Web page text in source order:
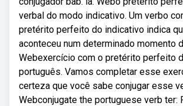
verbal do modo indicativo. Um verbo
pretérito perfeito do indicativo indica
aconteceu num determinado momento
Webexercício com o pretérito perfeito
português. Vamos completar esse
certeza que você sabe conjugar esse
Webconjugate the portuguese verb ter: